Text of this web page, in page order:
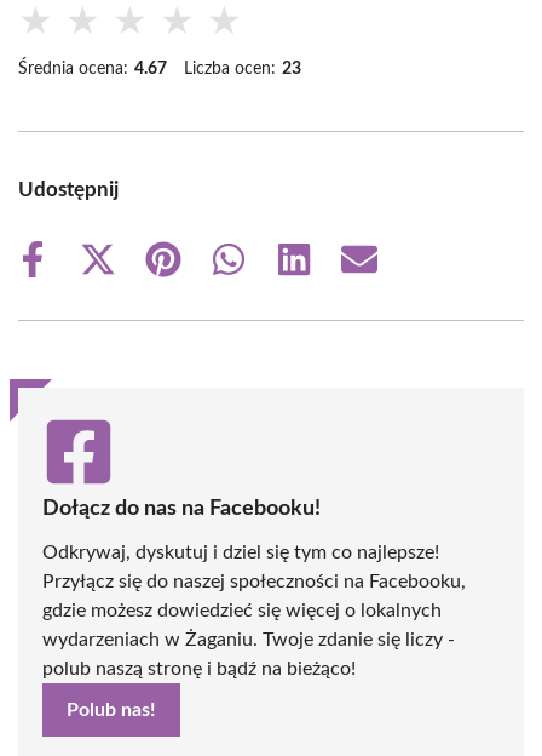
★ ★ ★ ★ ★
Średnia ocena: 4.67 Liczba ocen: 23
Udostępnij
Share
Share
(Twitter)
Share
Share
Share
Share
Dołącz do nas na Facebooku!
Odkrywaj, dyskutuj i dziel się tym co najlepsze!
Przyłącz się do naszej społeczności na Facebooku,
gdzie możesz dowiedzieć się więcej o lokalnych
wydarzeniach w Żaganiu. Twoje zdanie się liczy -
polub naszą stronę i bądź na bieżąco!
Polub nas!